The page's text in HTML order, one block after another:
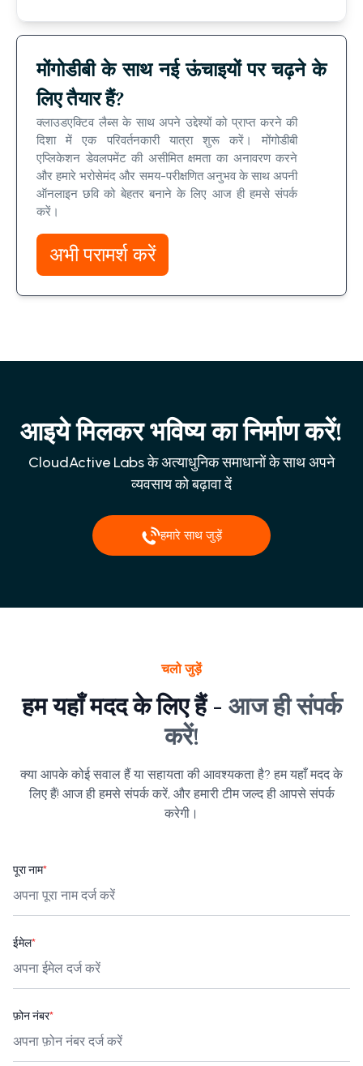
मोंगोडीबी के साथ नई ऊंचाइयों पर चढ़ने के
लिए तैयार हैं?
क्लाउडएक्टिव लैब्स के साथ अपने उद्देश्यों को प्राप्त करने की
दिशा में एक परिवर्तनकारी यात्रा शुरू करें। मोंगोडीबी
एप्लिकेशन डेवलपमेंट की असीमित क्षमता का अनावरण करने
और हमारे भरोसेमंद और समय-परीक्षणित अनुभव के साथ अपनी
ऑनलाइन छवि को बेहतर बनाने के लिए आज ही हमसे संपर्क
करें।
अभी परामर्श करें
आइये मिलकर भविष्य का निर्माण करें!
CloudActive Labs के अत्याधुनिक समाधानों के साथ अपने
व्यवसाय को बढ़ावा दें
हमारे साथ जुड़ें
चलो जुड़ें
हम यहाँ मदद के लिए हैं - आज ही संपर्क
करें!
क्या आपके कोई सवाल हैं या सहायता की आवश्यकता है? हम यहाँ मदद के
लिए हैं! आज ही हमसे संपर्क करें, और हमारी टीम जल्द ही आपसे संपर्क
करेगी।
पूरा नाम*
ईमेल*
फ़ोन नंबर*